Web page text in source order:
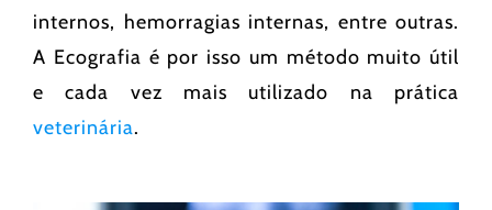
internos, hemorragias internas, entre outras.
A Ecografia é por isso um método muito útil
e cada vez mais utilizado na prática
veterinária.